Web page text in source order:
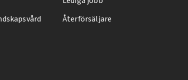
Återförsäljare